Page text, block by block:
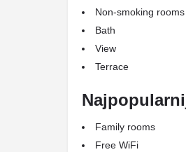
Non-smoking rooms
Bath
View
Terrace
Family rooms
Free WiFi